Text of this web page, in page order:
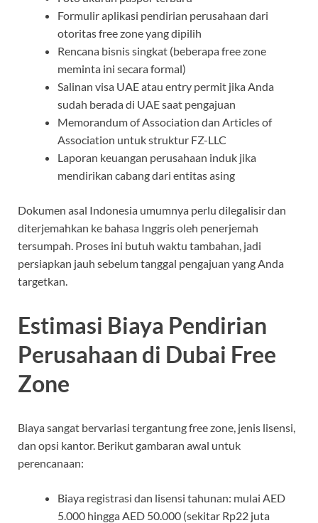
Formulir aplikasi pendirian perusahaan dari
otoritas free zone yang dipilih
Rencana bisnis singkat (beberapa free zone
meminta ini secara formal)
Salinan visa UAE atau entry permit jika Anda
sudah berada di UAE saat pengajuan
Memorandum of Association dan Articles of
Association untuk struktur FZ-LLC
Laporan keuangan perusahaan induk jika
mendirikan cabang dari entitas asing
Dokumen asal Indonesia umumnya perlu dilegalisir dan
diterjemahkan ke bahasa Inggris oleh penerjemah
tersumpah. Proses ini butuh waktu tambahan, jadi
persiapkan jauh sebelum tanggal pengajuan yang Anda
targetkan.
Estimasi Biaya Pendirian
Perusahaan di Dubai Free
Zone
Biaya sangat bervariasi tergantung free zone, jenis lisensi,
dan opsi kantor. Berikut gambaran awal untuk
perencanaan:
Biaya registrasi dan lisensi tahunan: mulai AED
5.000 hingga AED 50.000 (sekitar Rp22 juta